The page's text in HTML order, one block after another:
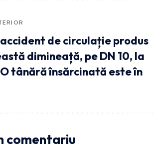
de circulație produs
dimineață, pe DN 10, la
tânără însărcinată este în
comentariu